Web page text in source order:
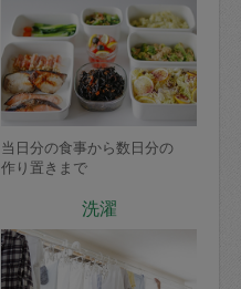
当日分の食事から数日分の
作り置きまで
洗濯